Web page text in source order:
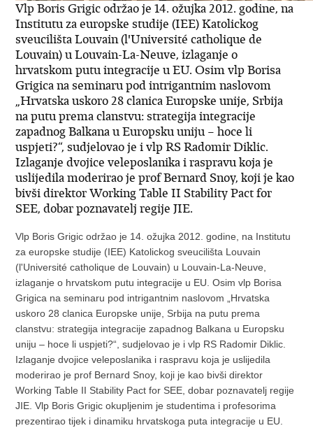
Vlp Boris Grigic održao je 14. ožujka 2012. godine, na
Institutu za europske studije (IEE) Katolickog
sveucilišta Louvain (l'Université catholique de
Louvain) u Louvain-La-Neuve, izlaganje o
hrvatskom putu integracije u EU. Osim vlp Borisa
Grigica na seminaru pod intrigantnim naslovom
„Hrvatska uskoro 28 clanica Europske unije, Srbija
na putu prema clanstvu: strategija integracije
zapadnog Balkana u Europsku uniju – hoce li
uspjeti?“, sudjelovao je i vlp RS Radomir Diklic.
Izlaganje dvojice veleposlanika i raspravu koja je
uslijedila moderirao je prof Bernard Snoy, koji je kao
bivši direktor Working Table II Stability Pact for
SEE, dobar poznavatelj regije JIE.
Vlp Boris Grigic održao je 14. ožujka 2012. godine, na Institutu
za europske studije (IEE) Katolickog sveucilišta Louvain
(l'Université catholique de Louvain) u Louvain-La-Neuve,
izlaganje o hrvatskom putu integracije u EU. Osim vlp Borisa
Grigica na seminaru pod intrigantnim naslovom „Hrvatska
uskoro 28 clanica Europske unije, Srbija na putu prema
clanstvu: strategija integracije zapadnog Balkana u Europsku
uniju – hoce li uspjeti?“, sudjelovao je i vlp RS Radomir Diklic.
Izlaganje dvojice veleposlanika i raspravu koja je uslijedila
moderirao je prof Bernard Snoy, koji je kao bivši direktor
Working Table II Stability Pact for SEE, dobar poznavatelj regije
JIE. Vlp Boris Grigic okupljenim je studentima i profesorima
prezentirao tijek i dinamiku hrvatskoga puta integracije u EU.